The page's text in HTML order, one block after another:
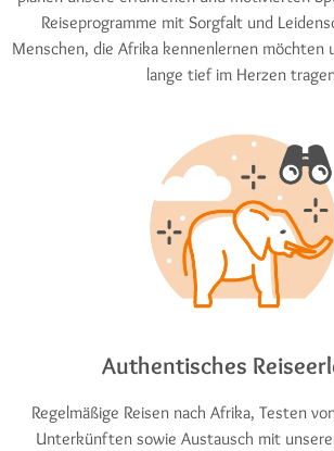
Reiseprogramme mit Sorgfalt und
Menschen, die Afrika kennenlernen möchten
lange tief im Herzen
Authentisches
Regelmäßige Reisen nach Afrika, Testen
Unterkünften sowie Austausch mit